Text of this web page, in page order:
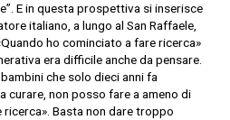
E in questa prospettiva si inserisce
italiano, a lungo al San Raffaele,
ho cominciato a fare ricerca»
era difficile anche da pensare.
che solo dieci anni fa
curare, non posso fare a ameno di
Basta non dare troppo